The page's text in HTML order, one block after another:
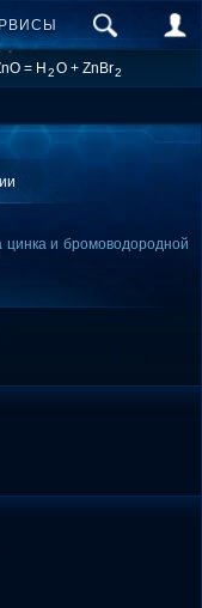
= H 2O + ZnBr2
и бромоводородной